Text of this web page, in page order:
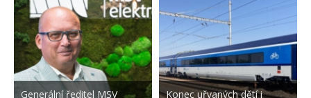
Generální ředitel MSV
Konec uřvaných dětí i